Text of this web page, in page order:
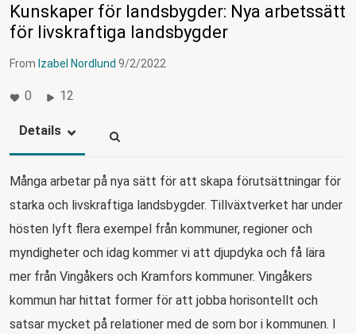
Kunskaper för landsbygder: Nya arbetssätt
för livskraftiga landsbygder
From Izabel Nordlund 9/2/2022
0 12
Details
Många arbetar på nya sätt för att skapa förutsättningar för
starka och livskraftiga landsbygder. Tillväxtverket har under
hösten lyft flera exempel från kommuner, regioner och
myndigheter och idag kommer vi att djupdyka och få lära
mer från Vingåkers och Kramfors kommuner. Vingåkers
kommun har hittat former för att jobba horisontellt och
satsar mycket på relationer med de som bor i kommunen. I